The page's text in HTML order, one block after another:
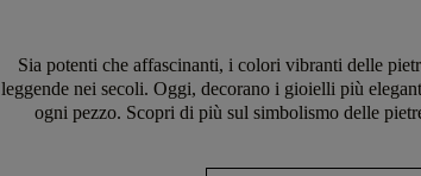
Sia potenti che affascinanti, i colori vibranti delle
leggende nei secoli. Oggi, decorano i gioielli più
ogni pezzo. Scopri di più sul simbolismo delle